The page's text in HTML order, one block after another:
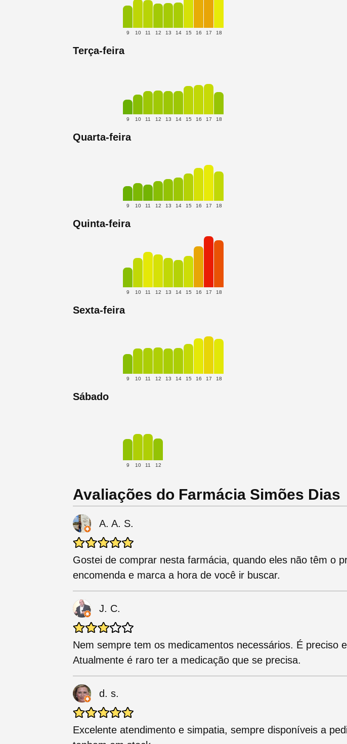
9 10 11 12 13 14 15 16 17 18
Terça-feira
9 10 11 12 13 14 15 16 17 18
Quarta-feira
9 10 11 12 13 14 15 16 17 18
Quinta-feira
9 10 11 12 13 14 15 16 17 18
Sexta-feira
9 10 11 12 13 14 15 16 17 18
Sábado
9 10 11 12
Avaliações do Farmácia Simões Dias
A. A. S.
Gostei de comprar nesta farmácia, quando eles não têm o
encomenda e marca a hora de você ir buscar.
J. C.
Nem sempre tem os medicamentos necessários. É preciso
Atualmente é raro ter a medicação que se precisa.
d. s.
Excelente atendimento e simpatia, sempre disponíveis a